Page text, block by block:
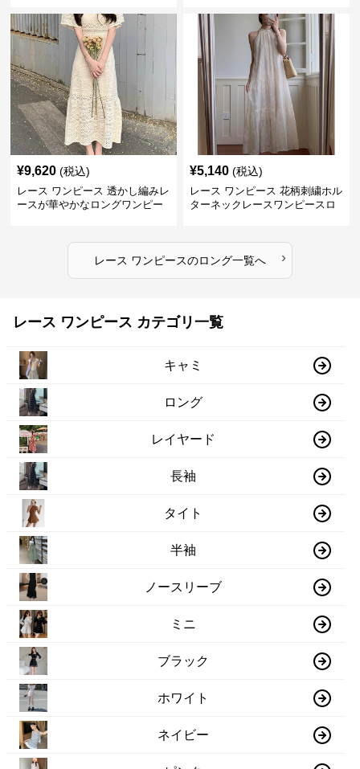
¥9,620 (税込)
レース ワンピース 透かし編みレ
ースが華やかなロングワンピー
¥5,140 (税込)
レース ワンピース 花柄刺繍ホル
ターネックレースワンピースロ
レース ワンピースのロング一覧へ ›
レース ワンピース カテゴリ一覧
キャミ
ロング
レイヤード
長袖
タイト
半袖
ノースリーブ
ミニ
ブラック
ホワイト
ネイビー